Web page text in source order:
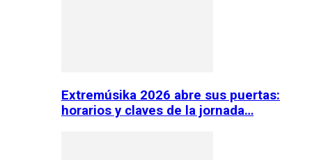
Extremúsika 2026 abre sus puertas:
horarios y claves de la jornada…